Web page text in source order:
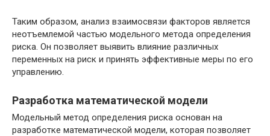
Таким образом, анализ взаимосвязи факторов является
неотъемлемой частью модельного метода определения
риска. Он позволяет выявить влияние различных
переменных на риск и принять эффективные меры по его
управлению.
Разработка математической модели
Модельный метод определения риска основан на
разработке математической модели, которая позволяет